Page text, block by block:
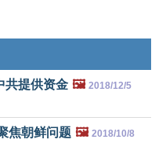
共提供资金 🖼️ 2018/12/5
焦朝鲜问题 🖼️ 2018/10/8